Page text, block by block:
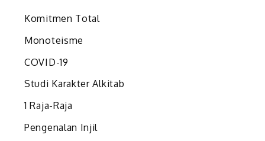
Komitmen Total
Monoteisme
COVID-19
Studi Karakter Alkitab
1 Raja-Raja
Pengenalan Injil